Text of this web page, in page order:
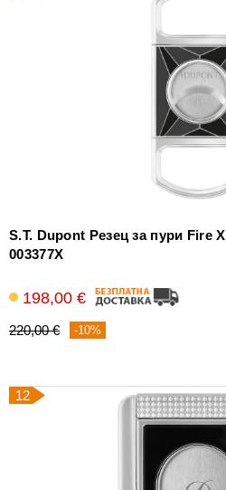
S.T. Dupont Резец за пури Fire
003377X
198,00 €
220,00 € -10%
12